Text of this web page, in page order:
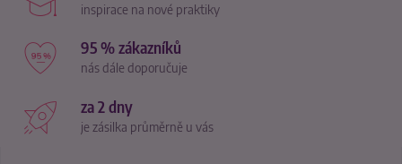
inspirace na nové praktiky
95 % zákazníků
nás dále doporučuje
za 2 dny
je zásilka průměrně u vás